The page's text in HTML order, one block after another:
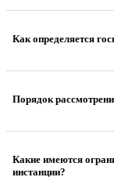
Как определяется
Порядок
Какие имеются
инстанции?